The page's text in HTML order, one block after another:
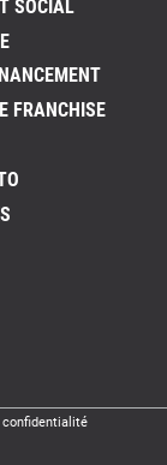
SOCIAL
FRANCHISE
confidentialité